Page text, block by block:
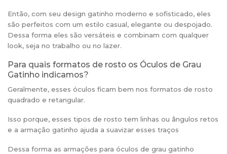
Então, com seu design gatinho moderno e sofisticado, eles
são perfeitos com um estilo casual, elegante ou despojado.
Dessa forma eles são versáteis e combinam com qualquer
look, seja no trabalho ou no lazer.
Para quais formatos de rosto os Óculos de Grau
Gatinho indicamos?
Geralmente, esses óculos ficam bem nos formatos de rosto
quadrado e retangular.
Isso porque, esses tipos de rosto tem linhas ou ângulos retos
e a armação gatinho ajuda a suavizar esses traços
Dessa forma as armações para óculos de grau gatinho